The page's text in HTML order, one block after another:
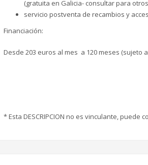
(gratuita en Galicia- consultar para
servicio postventa de recambios y
Financiación:
Desde 203 euros al mes a 120 meses (sujeto
* Esta DESCRIPCION no es vinculante,